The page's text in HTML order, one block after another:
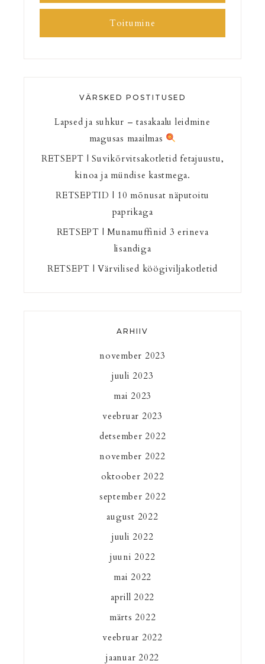
Toitumine
VÄRSKED POSTITUSED
Lapsed ja suhkur – tasakaalu leidmine
magusas maailmas
RETSEPT | Suvikõrvitsakotletid fetajuustu,
kinoa ja mündise kastmega.
RETSEPTID | 10 mõnusat näputoitu
paprikaga
RETSEPT | Munamuffinid 3 erineva
lisandiga
RETSEPT | Värvilised köögiviljakotletid
ARHIIV
november 2023
juuli 2023
mai 2023
veebruar 2023
detsember 2022
november 2022
oktoober 2022
september 2022
august 2022
juuli 2022
juuni 2022
mai 2022
aprill 2022
märts 2022
veebruar 2022
jaanuar 2022